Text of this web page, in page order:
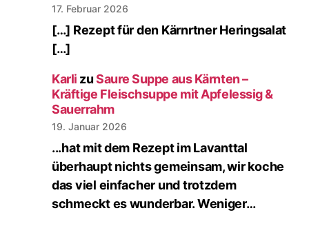
17. Februar 2026
[…] Rezept für den Kärnrtner Heringsalat
[…]
Karli zuSaure Suppe aus Kärnten –
Kräftige Fleischsuppe mit Apfelessig &
Sauerrahm
19. Januar 2026
...hat mit dem Rezept im Lavanttal
überhaupt nichts gemeinsam, wir koche
das viel einfacher und trotzdem
schmeckt es wunderbar. Weniger…